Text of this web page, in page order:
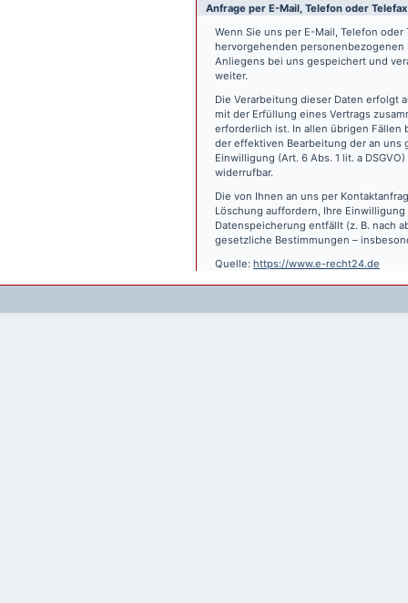
Anfrage per E-Mail, Telefon oder Telefax
Wenn Sie uns per E-Mail, Telefon
hervorgehenden personenbezogenen
Anliegens bei uns gespeichert und
weiter.
Die Verarbeitung dieser Daten erfolgt
mit der Erfüllung eines Vertrags
erforderlich ist. In allen übrigen Fällen
der effektiven Bearbeitung der an uns
Einwilligung (Art. 6 Abs. 1 lit. a
widerrufbar.
Die von Ihnen an uns per
Löschung auffordern, Ihre
Datenspeicherung entfällt (z. B. nach
gesetzliche Bestimmungen –
Quelle: https://www.e-recht24.de